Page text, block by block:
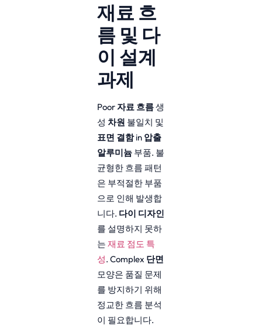
재료 흐
름 및 다
이 설계
과제
Poor자료 흐름생
성 차원 불일치 및
표면 결함in 압출
알루미늄 부품. 불
균형한 흐름 패턴
은 부적절한 부품
으로 인해 발생합
니다. 다이 디자인
를 설명하지 못하
는 재료 점도 특
성. Complex 단면
모양은 품질 문제
를 방지하기 위해
정교한 흐름 분석
이 필요합니다.